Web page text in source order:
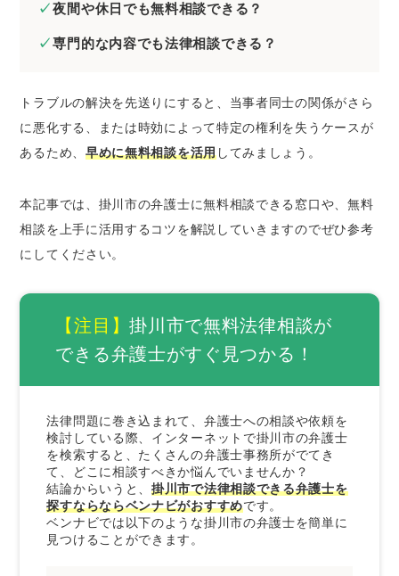
掛川市の弁護士に無料相談するときのコツ
証拠や資料を集めておく
弁護士費用を必ず聞いておく
掛川市で法律問題を解決するときの弁護士の選
経歴の長い弁護士を選ぶ
解決したい分野に注力している弁護士を選ぶ
専門書などを監修している弁護士を選ぶ
まとめ｜掛川市で無料法律相談できる弁護士は
ベンナビで探そう
夜間や休日でも無料相談できる？
専門的な内容でも法律相談できる？
トラブルの解決を先送りにすると、当事者同士の関係がさら
に悪化する、または時効によって特定の権利を失うケースが
あるため、 早めに無料相談を活用してみましょう。
本記事では、掛川市の弁護士に無料相談できる窓口や、無料
相談を上手に活用するコツを解説していきますのでぜひ参考
にしてください。
【注目】掛川市で無料法律相談が
できる弁護士がすぐ見つかる！
法律問題に巻き込まれて、弁護士への相談や依頼を
検討している際、インターネットで掛川市の弁護士
を検索すると、たくさんの弁護士事務所がでてき
て、どこに相談すべきか悩んでいませんか？
結論からいうと、掛川市で法律相談できる弁護士を
探すならならベンナビがおすすめです。
ベンナビでは以下のような掛川市の弁護士を簡単に
見つけることができます。